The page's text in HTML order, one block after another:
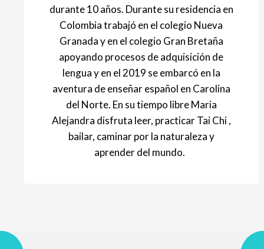
durante 10 años. Durante su residencia en
Colombia trabajó en el colegio Nueva
Granada y en el colegio Gran Bretaña
apoyando procesos de adquisición de
lengua y en el 2019 se embarcó en la
aventura de enseñar español en Carolina
del Norte. En su tiempo libre Maria
Alejandra disfruta leer, practicar Tai Chi ,
bailar, caminar por la naturaleza y
aprender del mundo.